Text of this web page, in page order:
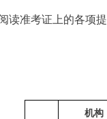
准考证上的各项提
机构